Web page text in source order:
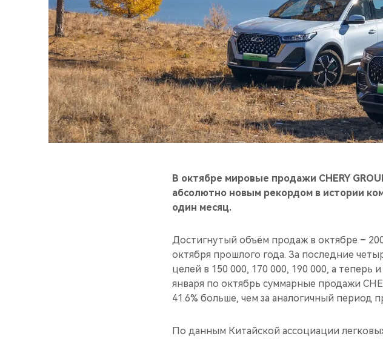
В октябре мировые продажи CHERY
абсолютно новым рекордом в истории
один месяц.
Достигнутый объём продаж в октябре –
октября прошлого года. За последние
целей в 150 000, 170 000, 190 000, а теперь
января по октябрь суммарные продажи
41.6% больше, чем за аналогичный период
По данным Китайской ассоциации